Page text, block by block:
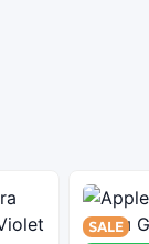
SALE